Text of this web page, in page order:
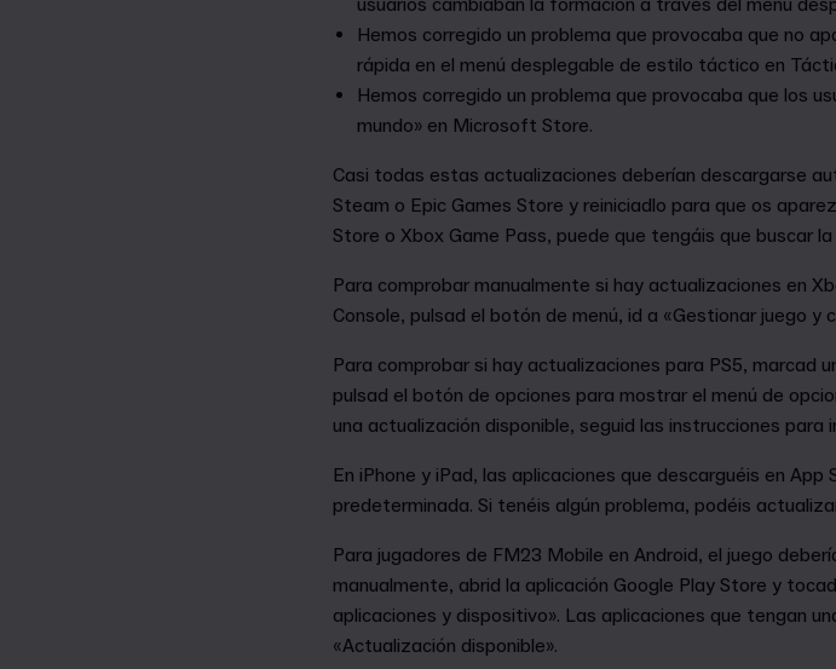
usuarios cambiaban la formación a través del menú
Hemos corregido un problema que provocaba que no
rápida en el menú desplegable de estilo táctico en
Hemos corregido un problema que provocaba que los
mundo» en Microsoft Store.
Casi todas estas actualizaciones deberían descargarse
Steam o Epic Games Store y reiniciadlo para que os
Store o Xbox Game Pass, puede que tengáis que buscar
Para comprobar manualmente si hay actualizaciones en
Console, pulsad el botón de menú, id a «Gestionar juego
Para comprobar si hay actualizaciones para PS5, marcad
pulsad el botón de opciones para mostrar el menú de
una actualización disponible, seguid las instrucciones para
En iPhone y iPad, las aplicaciones que descarguéis en
predeterminada. Si tenéis algún problema, podéis
Para jugadores de FM23 Mobile en Android, el juego
manualmente, abrid la aplicación Google Play Store y
aplicaciones y dispositivo». Las aplicaciones que tengan
«Actualización disponible».